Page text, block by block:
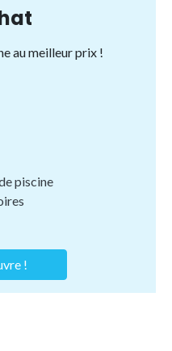
au meilleur prix !
piscine
!